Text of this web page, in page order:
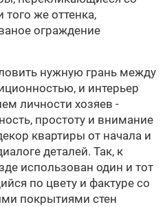
же оттенка,
ограждение
нужную грань между
и интерьер
личности хозяев -
простоту и внимание
квартиры от начала и
деталей. Так, к
использован один и тот
по цвету и фактуре со
покрытиями стен